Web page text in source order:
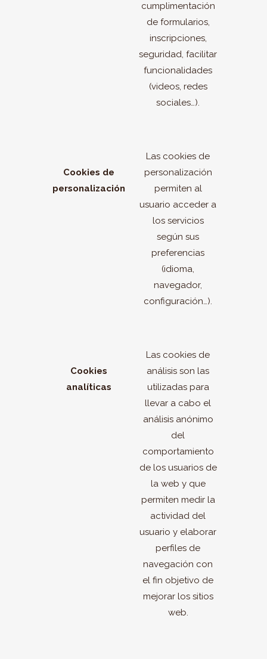
cumplimentación
de formularios,
inscripciones,
seguridad, facilitar
funcionalidades
(videos, redes
sociales…).
Cookies de
personalización
Las cookies de
personalización
permiten al
usuario acceder a
los servicios
según sus
preferencias
(idioma,
navegador,
configuración…).
Cookies
analíticas
Las cookies de
análisis son las
utilizadas para
llevar a cabo el
análisis anónimo
del
comportamiento
de los usuarios de
la web y que
permiten medir la
actividad del
usuario y elaborar
perfiles de
navegación con
el fin objetivo de
mejorar los sitios
web.